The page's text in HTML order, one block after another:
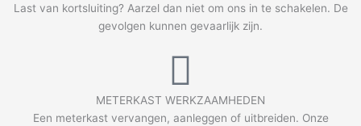
Last van kortsluiting? Aarzel dan niet om ons in te schakelen. De
gevolgen kunnen gevaarlijk zijn.
METERKAST WERKZAAMHEDEN
Een meterkast vervangen, aanleggen of uitbreiden. Onze